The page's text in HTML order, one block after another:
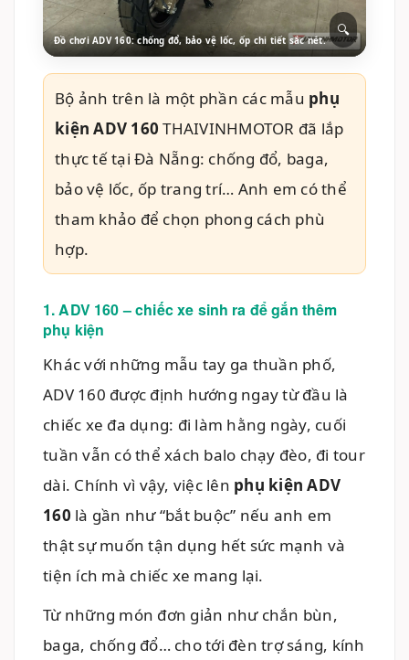
Đồ chơi ADV 160: chống đổ, bảo vệ lốc, ốp chi tiết sắc nét.
Bộ ảnh trên là một phần các mẫu phụ
kiện ADV 160 THAIVINHMOTOR đã lắp
thực tế tại Đà Nẵng: chống đổ, baga,
bảo vệ lốc, ốp trang trí… Anh em có thể
tham khảo để chọn phong cách phù
hợp.
1. ADV 160 – chiếc xe sinh ra để gắn thêm
phụ kiện
Khác với những mẫu tay ga thuần phố,
ADV 160 được định hướng ngay từ đầu là
chiếc xe đa dụng: đi làm hằng ngày, cuối
tuần vẫn có thể xách balo chạy đèo, đi tour
dài. Chính vì vậy, việc lên phụ kiện ADV
160 là gần như “bắt buộc” nếu anh em
thật sự muốn tận dụng hết sức mạnh và
tiện ích mà chiếc xe mang lại.
Từ những món đơn giản như chắn bùn,
baga, chống đổ… cho tới đèn trợ sáng, kính